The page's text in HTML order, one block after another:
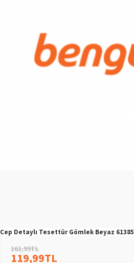
Cep Detaylı Tesettür Gömlek Beyaz 61385
119,99TL
161,99TL